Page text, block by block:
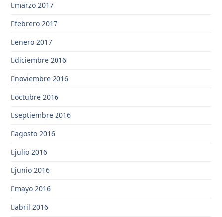
marzo 2017
febrero 2017
enero 2017
diciembre 2016
noviembre 2016
octubre 2016
septiembre 2016
agosto 2016
julio 2016
junio 2016
mayo 2016
abril 2016